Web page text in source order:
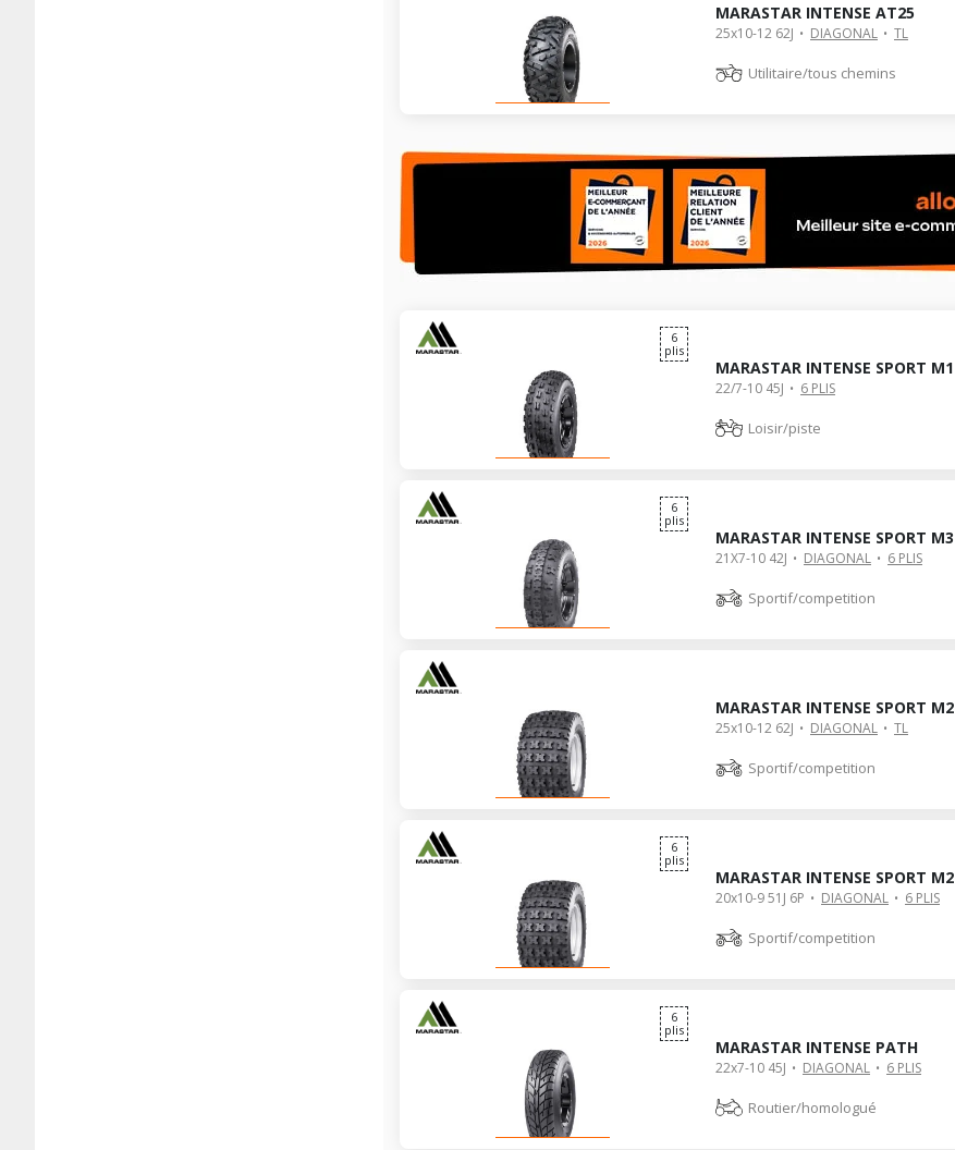
MARASTAR INTENSE AT25
25x10-12 62J DIAGONAL TL
Utilitaire/tous chemins
6
plis
MARASTAR INTENSE SPORT M1
22/7-10 45J 6 PLIS
Loisir/piste
6
plis
MARASTAR INTENSE SPORT M3
21X7-10 42J DIAGONAL 6 PLIS
Sportif/competition
MARASTAR INTENSE SPORT M2
25x10-12 62J DIAGONAL TL
Sportif/competition
6
plis
MARASTAR INTENSE SPORT M2
20x10-9 51J 6P DIAGONAL 6 PLIS
Sportif/competition
6
plis
MARASTAR INTENSE PATH
22x7-10 45J DIAGONAL 6 PLIS
Routier/homologué